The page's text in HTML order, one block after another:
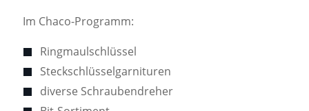
Im Chaco-Programm:
Ringmaulschlüssel
Steckschlüsselgarnituren
diverse Schraubendreher